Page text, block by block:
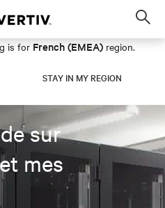
is for French (EMEA) region.
STAY IN MY REGION
sur
mes